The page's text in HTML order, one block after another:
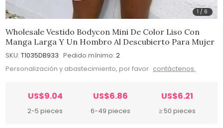
1 / 6
Wholesale Vestido Bodycon Mini De Color Liso Con
Manga Larga Y Un Hombro Al Descubierto Para Mujer
SKU: T1035DB933 Pedido mínimo: 2
Personalización y abastecimiento, por favor contáctenos.
US$9.04
2-5 pieces
US$6.86
6-49 pieces
US$6.21
≥ 50 pieces